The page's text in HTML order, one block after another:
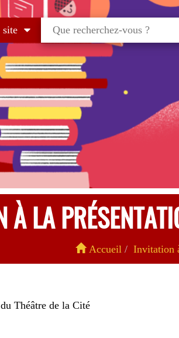
site
À LA
Accueil Invitation
Théâtre de la Cité